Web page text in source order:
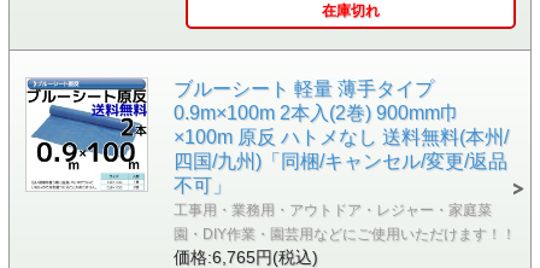
在庫切れ
ブルーシート 軽量 薄手タイプ
0.9m×100m 2本入(2巻) 900mm巾
×100m 原反 ハトメなし 送料無料(本州/
四国/九州)「同梱/キャンセル/変更/返品
不可」
工事用・業務用・アウトドア・レジャー・家庭菜
園・DIY作業・園芸用などにご使用いただけます！！
価格:6,765円(税込)